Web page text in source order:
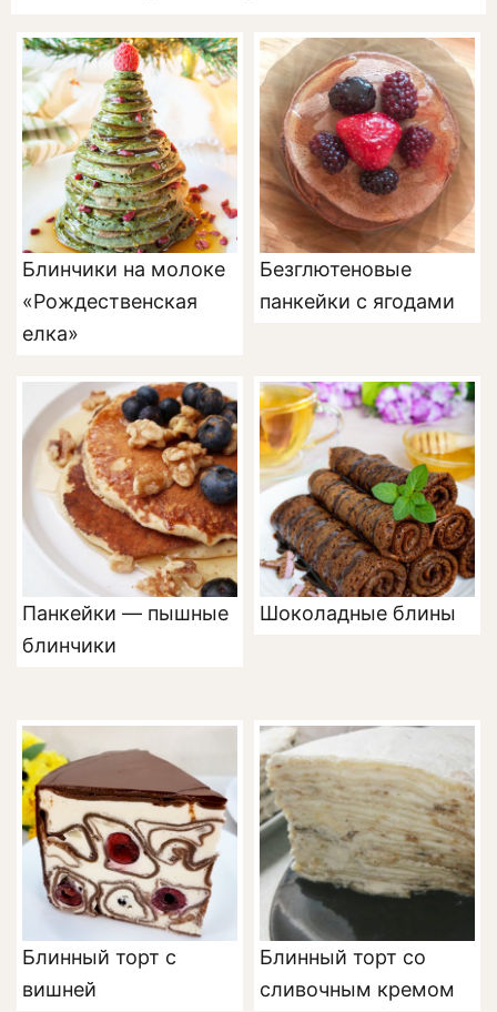
Блинчики на молоке
«Рождественская
елка»
Безглютеновые
панкейки с ягодами
Панкейки — пышные
блинчики
Шоколадные блины
Блинный торт с
вишней
Блинный торт со
сливочным кремом